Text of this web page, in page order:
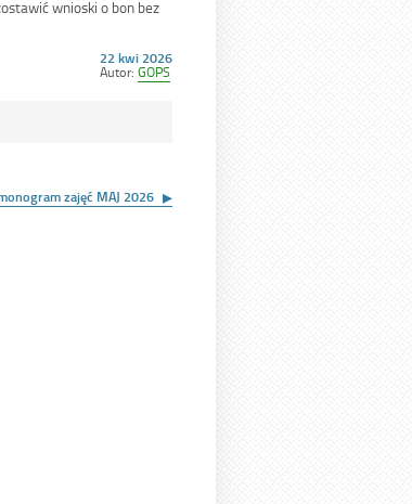
wnioski o bon bez
Opublikowano
w
22 kwi 2026
Autor: GOPS
zajęć MAJ 2026